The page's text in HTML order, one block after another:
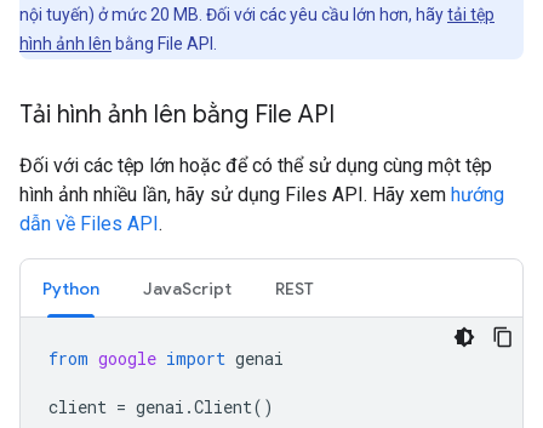
nội tuyến) ở mức 20 MB. Đối với các yêu cầu lớn hơn, hãytải tệp
hình ảnh lên bằng File API.
Tải hình ảnh lên bằng File API
Đối với các tệp lớn hoặc để có thể sử dụng cùng một tệp
hình ảnh nhiều lần, hãy sử dụng Files API. Hãy xem hướng
dẫn về Files API.
Python JavaScript REST
from google import genai
client = genai .Client()